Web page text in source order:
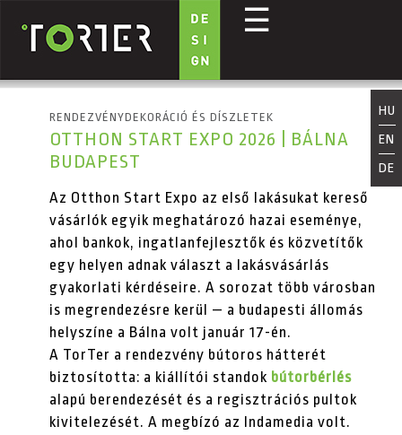
Ugrás a tartalomra
☰
HU
EN
DE
RENDEZVÉNYDEKORÁCIÓ ÉS DÍSZLETEK
OTTHON START EXPO 2026 | BÁLNA
BUDAPEST
Az Otthon Start Expo az első lakásukat kereső
vásárlók egyik meghatározó hazai eseménye,
ahol bankok, ingatlanfejlesztők és közvetítők
egy helyen adnak választ a lakásvásárlás
gyakorlati kérdéseire. A sorozat több városban
is megrendezésre kerül — a budapesti állomás
helyszíne a Bálna volt január 17-én.
A TorTer a rendezvény bútoros hátterét
biztosította: a kiállítói standok bútorbérlés
alapú berendezését és a regisztrációs pultok
kivitelezését. A megbízó az Indamedia volt.